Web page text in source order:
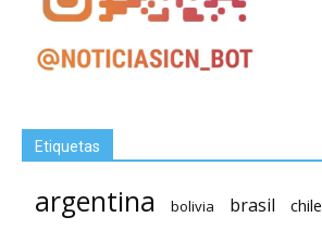
Etiquetas
argentina bolivia brasil chile